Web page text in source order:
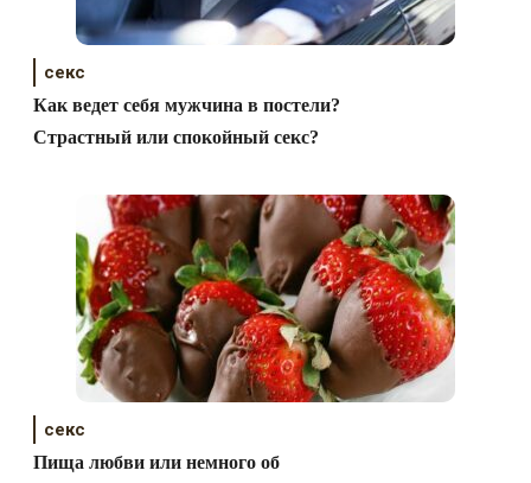
секс
Как ведет себя мужчина в постели?
Страстный или спокойный секс?
секс
Пища любви или немного об